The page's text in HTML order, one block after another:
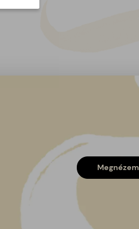
Megnézem